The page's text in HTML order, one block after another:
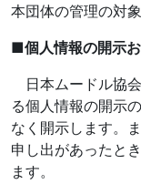
本団体の管理の対
■個人情報の開示
日本ムードル協
る個人情報の開示
なく開示します。
申し出があったと
ます。